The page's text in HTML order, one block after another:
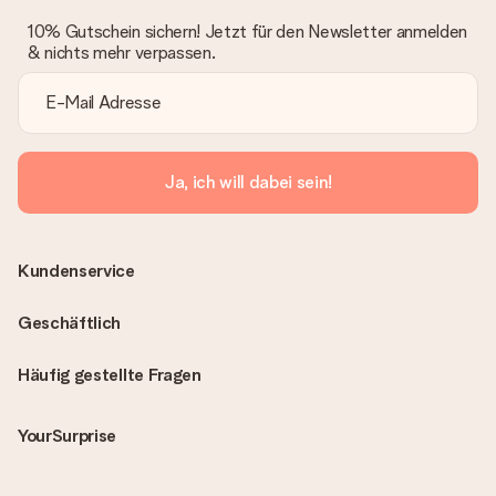
10% Gutschein sichern! Jetzt für den Newsletter anmelden
& nichts mehr verpassen.
Ja, ich will dabei sein!
Häufig gestellte Fragen
YourSurprise
Kundenservice
Geschäftlich